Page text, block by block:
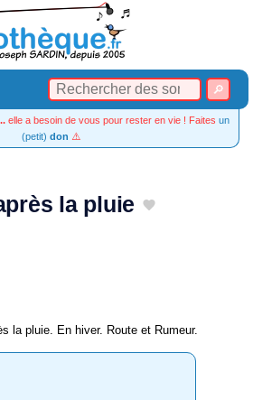
elle a besoin de vous pour rester en vie ! Faites un
(petit) don ⚠️
la pluie
la pluie. En hiver. Route et Rumeur.